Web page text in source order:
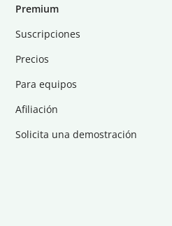
Premium
Suscripciones
Precios
Para equipos
Afiliación
Solicita una demostración